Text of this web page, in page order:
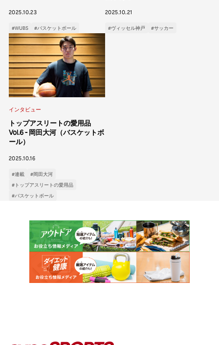
インタビュー
イベント
2025.10.23
#WUBS #バスケットボール
2025.10.21
#ヴィッセル神戸 #サッカー
インタビュー
トップアスリートの愛用品
Vol.6 - 岡田大河（バスケットボ
ール）
2025.10.16
#連載
#岡田大河
#トップアスリートの愛用品
#バスケットボール